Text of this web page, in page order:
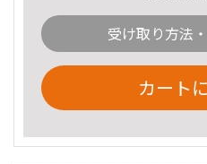
受け取り方法
カート